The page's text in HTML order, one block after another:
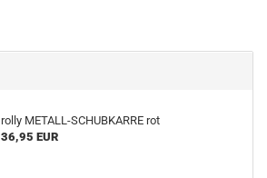
rolly METALL-SCHUBKARRE rot
36,95 EUR